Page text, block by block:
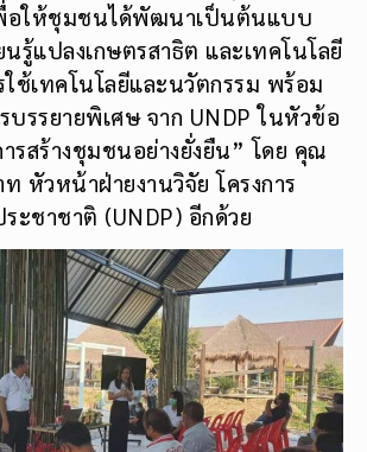
อให้ชุมชนได้พัฒนาเป็นต้นแบบ
นรู้แปลงเกษตรสาธิต และเทคโนโลยี
ช้เทคโนโลยีและนวัตกรรม พร้อม
บรรยายพิเศษ จาก UNDP ในหัวข้อ
ารสร้างชุมชนอย่างยั่งยืน” โดย คุณ
หัวหน้าฝ่ายงานวิจัย โครงการ
ชาชาติ (UNDP) อีกด้วย